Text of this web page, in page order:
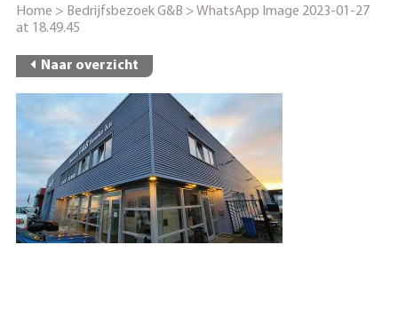
Home > Bedrijfsbezoek G&B >WhatsApp Image 2023-01-27
at 18.49.45
Naar overzicht